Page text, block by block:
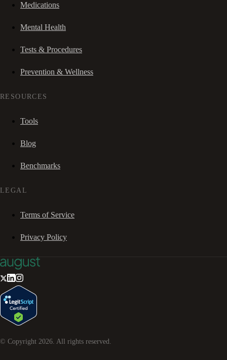
Medications
Mental Health
Tests & Procedures
Prevention & Wellness
RESOURCES
Tools
Blog
Benchmarks
LEGAL
Terms of Service
Privacy Policy
© Copyright 2026. All rights reserved.